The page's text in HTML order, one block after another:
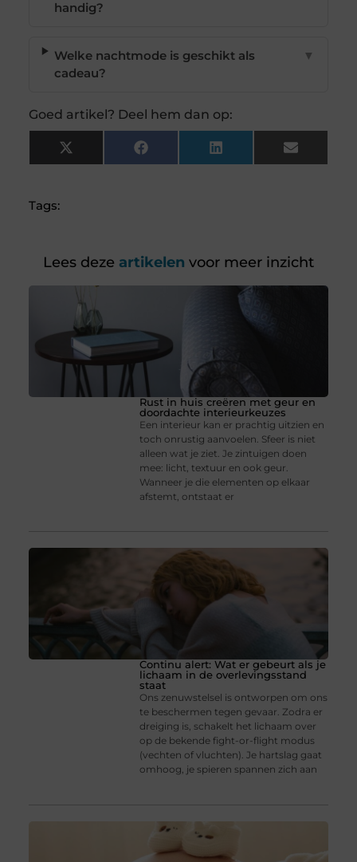
handig?
Welke nachtmode is geschikt als
cadeau?
▼
Goed artikel? Deel hem dan op:
X
(Twitter)
Facebook LinkedIn Email
Tags:
Lees deze artikelen voor meer inzicht
Rust in huis creëren met geur en
doordachte interieurkeuzes
Een interieur kan er prachtig uitzien en
toch onrustig aanvoelen. Sfeer is niet
alleen wat je ziet. Je zintuigen doen
mee: licht, textuur en ook geur.
Wanneer je die elementen op elkaar
afstemt, ontstaat er
Continu alert: Wat er gebeurt als je
lichaam in de overlevingsstand
staat
Ons zenuwstelsel is ontworpen om ons
te beschermen tegen gevaar. Zodra er
dreiging is, schakelt het lichaam over
op de bekende fight-or-flight modus
(vechten of vluchten). Je hartslag gaat
omhoog, je spieren spannen zich aan